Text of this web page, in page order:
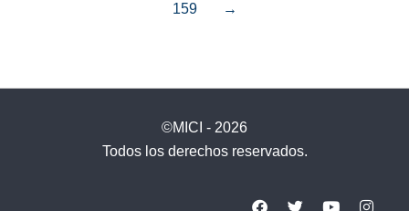
159
→
©MICI - 2026
Todos los derechos reservados.